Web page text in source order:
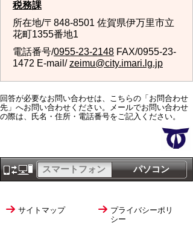
税務課
所在地/〒848-8501 佐賀県伊万里市立
花町1355番地1
電話番号/0955-23-2148 FAX/0955-23-
1472 E-mail/zeimu@city.imari.lg.jp
回答が必要なお問い合わせは、こちらの「お問合わせ
先」へお問い合わせください。メールでお問い合わせ
の際は、氏名・住所・電話番号をご記入ください。
パソコン
スマートフォン
サイトマップ
プライバシーポリ
シー